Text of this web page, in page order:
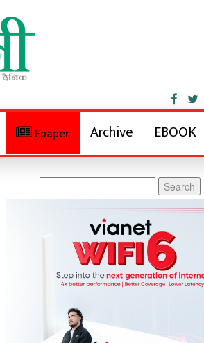
Epaper Archive EBOOK
for: